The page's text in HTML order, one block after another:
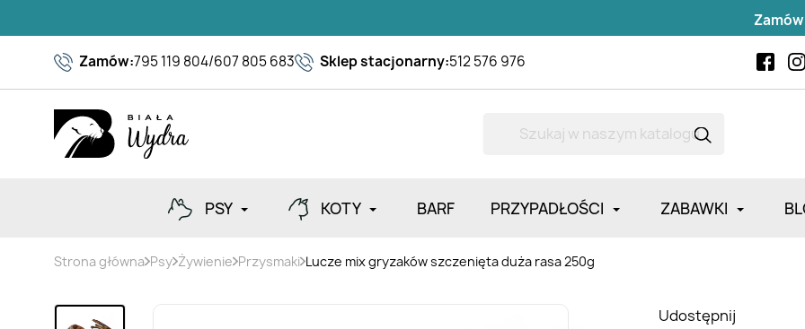
Zamów do
Zamów:795 119 804/607 805 683 Sklep stacjonarny:512 576 976
PSY KOTY BARF PRZYPADŁOŚCI ZABAWKI
Strona główna Psy Żywienie Przysmaki Lucze mix gryzaków szczenięta duża rasa 250g
Udostępnij